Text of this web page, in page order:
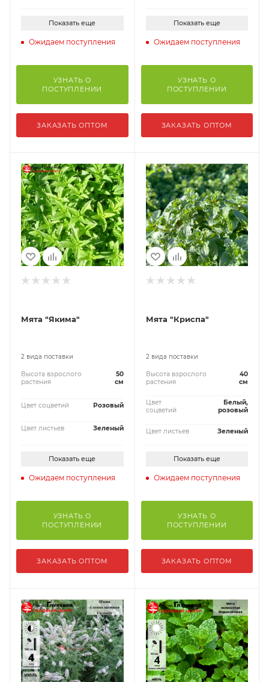
Показать еще
Ожидаем поступления
УЗНАТЬ О
ПОСТУПЛЕНИИ
ЗАКАЗАТЬ ОПТОМ
Показать еще
Ожидаем поступления
УЗНАТЬ О
ПОСТУПЛЕНИИ
ЗАКАЗАТЬ ОПТОМ
Мята "Якима"
2 вида поставки
Высота взрослого
растения
50
см
Цвет соцветий Розовый
Цвет листьев Зеленый
Показать еще
Ожидаем поступления
УЗНАТЬ О
ПОСТУПЛЕНИИ
ЗАКАЗАТЬ ОПТОМ
Мята "Криспа"
2 вида поставки
Высота взрослого
растения
40
см
Цвет
соцветий
Белый,
розовый
Цвет листьев Зеленый
Показать еще
Ожидаем поступления
УЗНАТЬ О
ПОСТУПЛЕНИИ
ЗАКАЗАТЬ ОПТОМ